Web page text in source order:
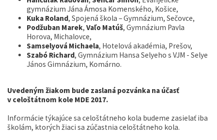
gymnázium Jána Ámosa Komenského, Košice,
Kuka Roland, Spojená škola – Gymnázium, Sečovce,
Podžuban Marek, Vaľo Matúš, Gymnázium Pavla
Horova, Michalovce,
Samselyová Michaela, Hotelová akadémia, Prešov,
Szabó Richard, Gymnázium Hansa Selyeho s VJM - Selye
János Gimnázium, Komárno.
Uvedeným žiakom bude zaslaná pozvánka na účasť
v celoštátnom kole MDE 2017.
Informácie týkajúce sa celoštátneho kola budeme zasielať iba
školám, ktorých žiaci sa zúčastnia celoštátneho kola.